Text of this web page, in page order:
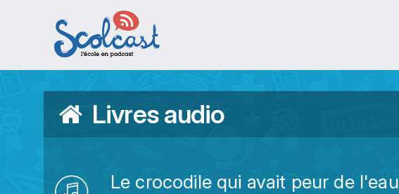
Aller au contenu principal
Livres audio
Le crocodile qui avait peur de l'eau